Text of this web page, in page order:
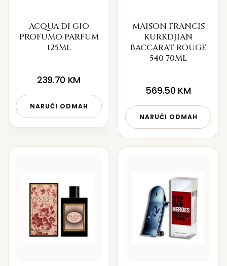
ACQUA DI GIO
PROFUMO PARFUM
125ML
239.70 KM
NARUČI ODMAH
MAISON FRANCIS
KURKDJIAN
BACCARAT ROUGE
540 70ML
569.50 KM
NARUČI ODMAH